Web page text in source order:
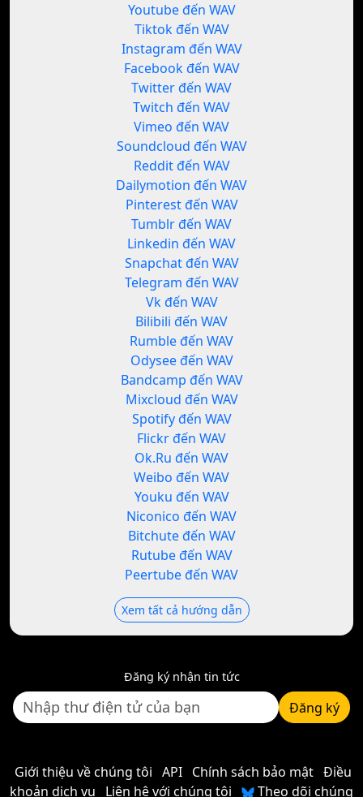
Youtube đến WAV
Tiktok đến WAV
Instagram đến WAV
Facebook đến WAV
Twitter đến WAV
Twitch đến WAV
Vimeo đến WAV
Soundcloud đến WAV
Reddit đến WAV
Dailymotion đến WAV
Pinterest đến WAV
Tumblr đến WAV
Linkedin đến WAV
Snapchat đến WAV
Telegram đến WAV
Vk đến WAV
Bilibili đến WAV
Rumble đến WAV
Odysee đến WAV
Bandcamp đến WAV
Mixcloud đến WAV
Spotify đến WAV
Flickr đến WAV
Ok.Ru đến WAV
Weibo đến WAV
Youku đến WAV
Niconico đến WAV
Bitchute đến WAV
Rutube đến WAV
Peertube đến WAV
Xem tất cả hướng dẫn
Đăng ký nhận tin tức
Đăng ký
Giới thiệu về chúng tôi API Chính sách bảo mật Điều
khoản dịch vụ
Liên hệ với chúng tôi Theo dõi chúng